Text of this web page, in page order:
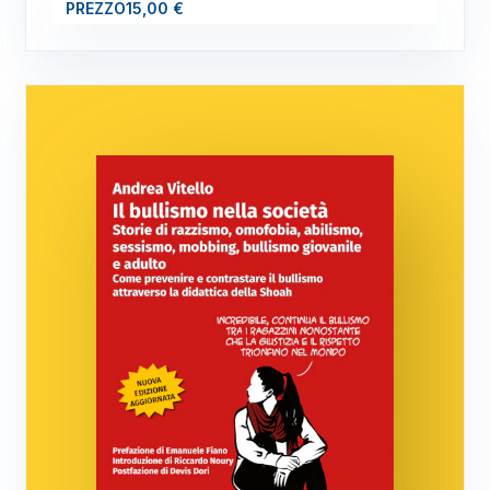
PREZZO15,00 €